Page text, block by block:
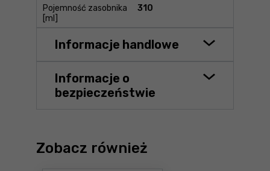
Pojemność zasobnika
[ml]
310
Informacje handlowe
Informacje o
bezpieczeństwie
Zobacz również